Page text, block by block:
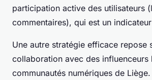
participation active des utilisateurs
commentaires), qui est un
Une autre stratégie efficace repose
collaboration avec des influenceurs
communautés numériques de